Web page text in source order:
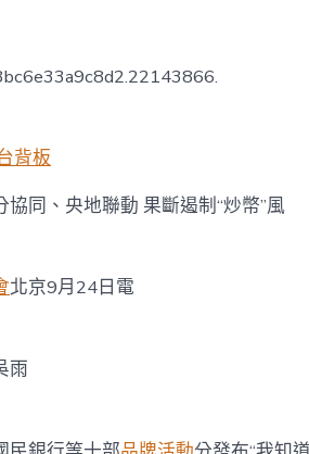
央
地
中
背板
協同、央地聯動 果斷遏制“炒幣”風
北京9月24日電
雨